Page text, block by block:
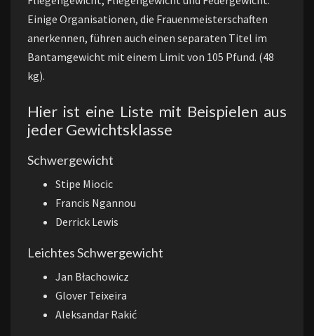
Einige Organisationen, die Frauenmeisterschaften
anerkennen, führen auch einen separaten Titel im
Bantamgewicht mit einem Limit von 105 Pfund. (48
kg).
Hier ist eine Liste mit Beispielen aus
jeder Gewichtsklasse
Schwergewicht
Stipe Miocic
Francis Ngannou
Derrick Lewis
Leichtes Schwergewicht
Jan Błachowicz
Glover Teixeira
Aleksandar Rakić